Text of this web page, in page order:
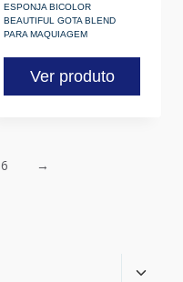
ESPONJA BICOLOR
BEAUTIFUL GOTA BLEND
PARA MAQUIAGEM
Ver produto
6 →